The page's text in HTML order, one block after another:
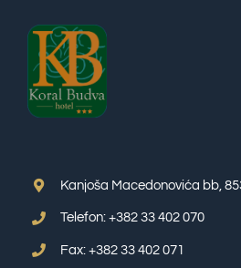
Kanjoša Macedonovića bb,
Telefon: +382 33 402 070
Fax: +382 33 402 071